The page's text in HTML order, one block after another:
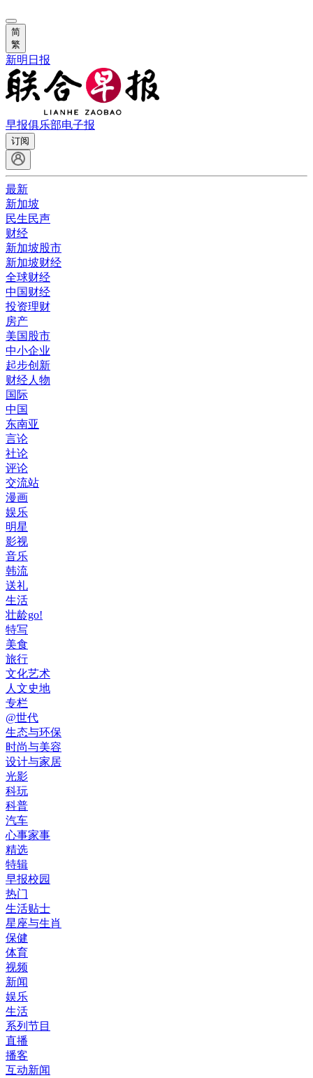
简
繁
新明日报
早报俱乐部电子报
订阅
最新
新加坡
民生民声
财经
新加坡股市
新加坡财经
全球财经
中国财经
投资理财
房产
美国股市
中小企业
起步创新
财经人物
国际
中国
东南亚
言论
社论
评论
交流站
漫画
娱乐
明星
影视
音乐
韩流
送礼
生活
壮龄go!
特写
美食
旅行
文化艺术
人文史地
专栏
@世代
生态与环保
时尚与美容
设计与家居
光影
科玩
科普
汽车
心事家事
精选
特辑
早报校园
热门
生活贴士
星座与生肖
保健
体育
视频
新闻
娱乐
生活
系列节目
直播
播客
互动新闻